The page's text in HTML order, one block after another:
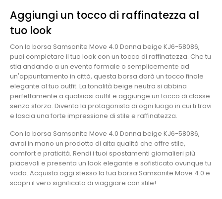
Aggiungi un tocco di raffinatezza al
tuo look
Con la borsa Samsonite Move 4.0 Donna beige KJ6-58086,
puoi completare il tuo look con un tocco di raffinatezza. Che tu
stia andando a un evento formale o semplicemente ad
un'appuntamento in città, questa borsa darà un tocco finale
elegante al tuo outfit. La tonalità beige neutra si abbina
perfettamente a qualsiasi outfit e aggiunge un tocco di classe
senza sforzo. Diventa la protagonista di ogni luogo in cui ti trovi
e lascia una forte impressione di stile e raffinatezza.
Con la borsa Samsonite Move 4.0 Donna beige KJ6-58086,
avrai in mano un prodotto di alta qualità che offre stile,
comfort e praticità. Rendi i tuoi spostamenti giornalieri più
piacevoli e presenta un look elegante e sofisticato ovunque tu
vada. Acquista oggi stesso la tua borsa Samsonite Move 4.0 e
scopri il vero significato di viaggiare con stile!